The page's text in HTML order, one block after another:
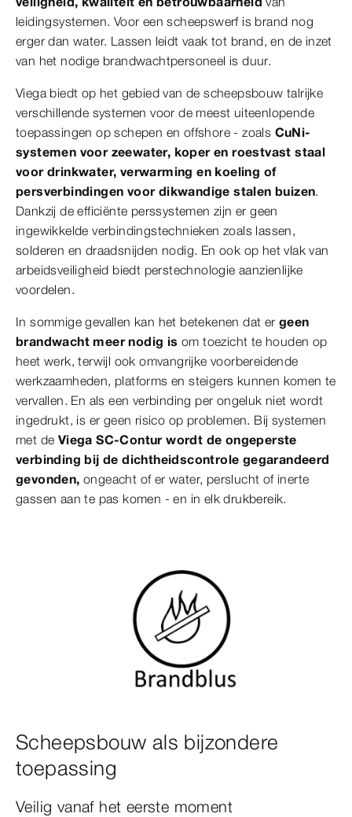
leidingsystemen. Voor een scheepswerf is brand nog
erger dan water. Lassen leidt vaak tot brand, en de inzet
van het nodige brandwachtpersoneel is duur.
Viega biedt op het gebied van de scheepsbouw talrijke
verschillende systemen voor de meest uiteenlopende
toepassingen op schepen en offshore - zoals CuNi-
systemen voor zeewater, koper en roestvast staal
voor drinkwater, verwarming en koeling of
persverbindingen voor dikwandige stalen buizen.
Dankzij de efficiënte perssystemen zijn er geen
ingewikkelde verbindingstechnieken zoals lassen,
solderen en draadsnijden nodig. En ook op het vlak van
arbeidsveiligheid biedt perstechnologie aanzienlijke
voordelen.
In sommige gevallen kan het betekenen dat er geen
brandwacht meer nodig is om toezicht te houden op
heet werk, terwijl ook omvangrijke voorbereidende
werkzaamheden, platforms en steigers kunnen komen te
vervallen. En als een verbinding per ongeluk niet wordt
ingedrukt, is er geen risico op problemen. Bij systemen
met de Viega SC-Contur wordt de ongeperste
verbinding bij de dichtheidscontrole gegarandeerd
gevonden, ongeacht of er water, perslucht of inerte
gassen aan te pas komen - en in elk drukbereik.
Scheepsbouw als bijzondere
toepassing
Veilig vanaf het eerste moment